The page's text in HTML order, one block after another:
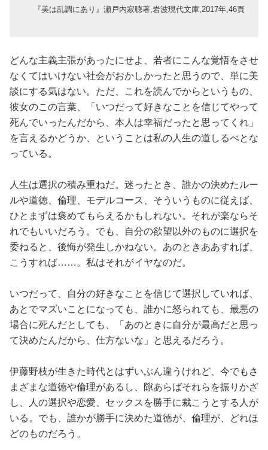
『美は乱調にあり』瀬戸内寂聴著,岩波現代文庫,2017年,46頁
どんな主義主張があったにせよ、若者にこんな覚悟をさせ
なくてはいけない社会がおかしかったと思うので、単に美
談にする気はない。ただ、これを読んでからというもの、
彼女のこの言葉、「いつだって好きなことを信じてやって
死んでいったんだから、本人は幸福だったと思ってくれ」
を言えるかどうか、ということは私の人生の道しるべとな
っている。
人生は選択の積み重ねだ。迷ったとき、誰かの決めたルー
ルや道徳、倫理、モデルコース、そういうものに従えば、
ひとまずは褒めてもらえるかもしれない。それが楽ならそ
れでもいいだろう。でも、自分の欲望以外のものに選択を
委ねると、後悔が発生しかねない。あのときああすれば、
こうすれば……。私はそれがイヤなのだ。
いつだって、自分の好きなことを信じて選択していれば、
あとでマズいことになっても、誰かに怒られても、最悪の
場合に死んだとしても、「あのときに自分が最高だと思っ
て決めたんだから、仕方ないな」と思えるだろう。
伊藤野枝が生きた時代とはずいぶん違うけれど、今でもさ
まざまな道徳や倫理があるし、隙あらばそれらを振りかざ
し、人の選択や恋愛、セックスを勝手に裁こうとする人が
いる。でも、誰かが勝手に決めた道徳が、倫理が、どれほ
どのものだろう。